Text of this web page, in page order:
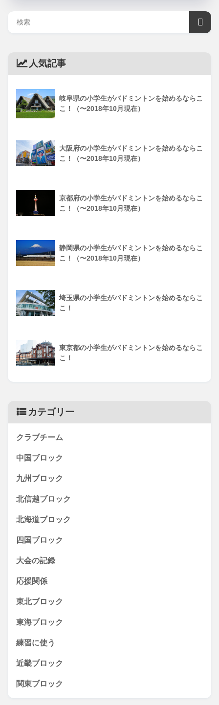
人気記事
岐阜県の小学生がバドミントンを始めるならこ
こ！（〜2018年10月現在）
大阪府の小学生がバドミントンを始めるならこ
こ！（〜2018年10月現在）
京都府の小学生がバドミントンを始めるならこ
こ！（〜2018年10月現在）
静岡県の小学生がバドミントンを始めるならこ
こ！（〜2018年10月現在）
埼玉県の小学生がバドミントンを始めるならこ
こ！
東京都の小学生がバドミントンを始めるならこ
こ！
カテゴリー
クラブチーム
中国ブロック
九州ブロック
北信越ブロック
北海道ブロック
四国ブロック
大会の記録
応援関係
東北ブロック
東海ブロック
練習に使う
近畿ブロック
関東ブロック